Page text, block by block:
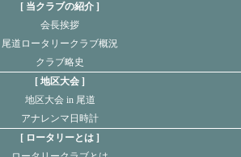
当クラブの紹介
会長挨拶
尾道ロータリークラブ概況
クラブ略史
地区大会
地区大会 in 尾道
アナレンマ日時計
ロータリーとは